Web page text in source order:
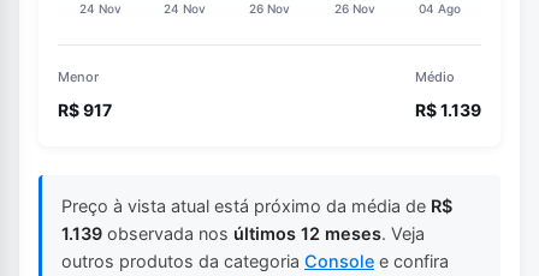
Menor
R$ 917
Médio
R$ 1.139
Preço à vista atual está próximo da média de R$
1.139 observada nos últimos 12 meses. Veja
outros produtos da categoria Console e confira